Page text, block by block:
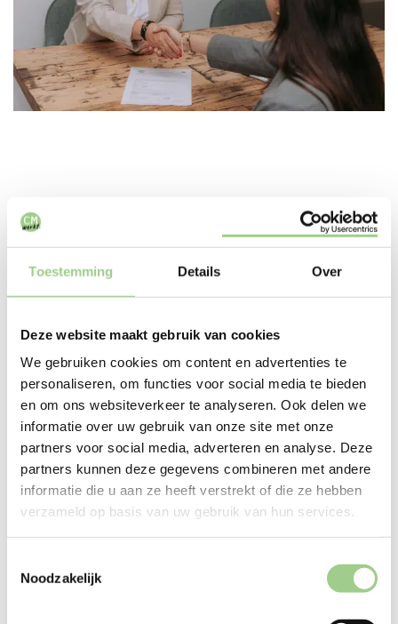
Toestemming Details Over
Deze website maakt gebruik van cookies
We gebruiken cookies om content en advertenties te
personaliseren, om functies voor social media te bieden
en om ons websiteverkeer te analyseren. Ook delen we
informatie over uw gebruik van onze site met onze
partners voor social media, adverteren en analyse. Deze
partners kunnen deze gegevens combineren met andere
informatie die u aan ze heeft verstrekt of die ze hebben
verzameld op basis van uw gebruik van hun services.
Noodzakelijk
In deze branches zijn we
actief
Techniek
Logistiek